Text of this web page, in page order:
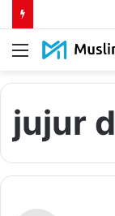
Menu
jujur